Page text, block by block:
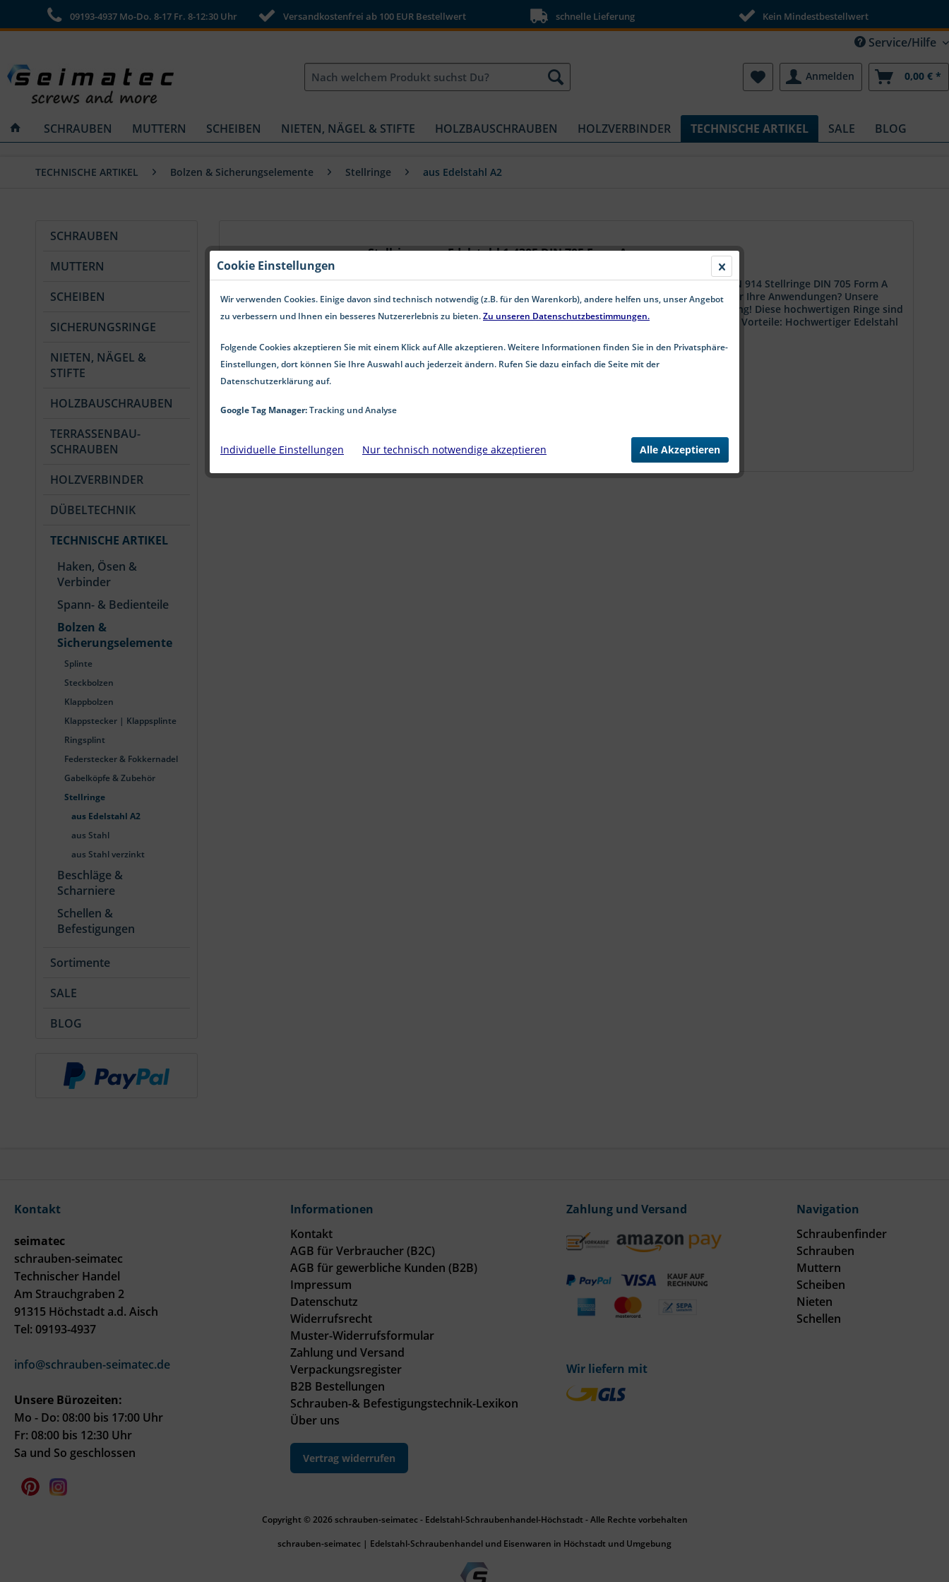
09193-4937 Mo-Do. 8-17 Fr. 8-12:30 Uhr Versandkostenfrei ab 100 EUR Bestellwert schnelle Lieferung Kein Mindestbestellwert
Service/Hilfe
Anmelden 0,00 € *
SCHRAUBEN MUTTERN SCHEIBEN NIETEN, NÄGEL & STIFTE HOLZBAUSCHRAUBEN HOLZVERBINDER TECHNISCHE ARTIKEL SALE BLOG
TECHNISCHE ARTIKEL Bolzen & Sicherungselemente Stellringe aus Edelstahl A2
SCHRAUBEN
MUTTERN
SCHEIBEN
SICHERUNGSRINGE
NIETEN, NÄGEL &
STIFTE
HOLZBAUSCHRAUBEN
TERRASSENBAU-
SCHRAUBEN
HOLZVERBINDER
DÜBELTECHNIK
TECHNISCHE ARTIKEL
Haken, Ösen &
Verbinder
Spann- & Bedienteile
Bolzen &
Sicherungselemente
Splinte
Steckbolzen
Klappbolzen
Klappstecker | Klappsplinte
Ringsplint
Federstecker & Fokkernadel
Gabelköpfe & Zubehör
Stellringe
aus Edelstahl A2
aus Stahl
aus Stahl verzinkt
Beschläge &
Scharniere
Schellen &
Befestigungen
Sortimente
SALE
BLOG
Stellringe aus Edelstahl 1.4305 DIN 705 Form A
Stellringe | Stellring | Edelstahl A2 | DIN 705 | Form A = mit Gewindestift DIN 914 Stellringe DIN 705 Form A
aus hochwertigem Edelstahl A2! Suchen Sie nach zuverlässigen Stellringen für Ihre Anwendungen? Unsere
Stellringe DIN 705 Form A aus rostfreiem Edelstahl A2 sind die perfekte Lösung! Diese hochwertigen Ringe sind
speziell entwickelt, um Ihre Anforderungen zu erfüllen und bieten zahlreiche Vorteile: Hochwertiger Edelstahl
ab 1,68 € *
Merken
Kontakt
seimatec
schrauben-seimatec
Technischer Handel
Am Strauchgraben 2
91315 Höchstadt a.d. Aisch
Tel: 09193-4937
info@schrauben-seimatec.de
Unsere Bürozeiten:
Mo - Do: 08:00 bis 17:00 Uhr
Fr: 08:00 bis 12:30 Uhr
Sa und So geschlossen
Informationen
Kontakt
AGB für Verbraucher (B2C)
AGB für gewerbliche Kunden (B2B)
Impressum
Datenschutz
Widerrufsrecht
Muster-Widerrufsformular
Zahlung und Versand
Verpackungsregister
B2B Bestellungen
Schrauben-& Befestigungstechnik-Lexikon
Über uns
Vertrag widerrufen
Zahlung und Versand
Wir liefern mit
Navigation
Schraubenfinder
Schrauben
Muttern
Scheiben
Nieten
Schellen
Copyright © 2026 schrauben-seimatec - Edelstahl-Schraubenhandel-Höchstadt - Alle Rechte vorbehalten
schrauben-seimatec | Edelstahl-Schraubenhandel und Eisenwaren in Höchstadt und Umgebung
Cookie Einstellungen
Wir verwenden Cookies. Einige davon sind technisch notwendig (z.B. für den Warenkorb), andere helfen uns, unser Angebot
zu verbessern und Ihnen ein besseres Nutzererlebnis zu bieten.Zu unseren Datenschutzbestimmungen.
Folgende Cookies akzeptieren Sie mit einem Klick auf Alle akzeptieren. Weitere Informationen finden Sie in den Privatsphäre-
Einstellungen, dort können Sie Ihre Auswahl auch jederzeit ändern. Rufen Sie dazu einfach die Seite mit der
Datenschutzerklärung auf.
Google Tag Manager:Tracking und Analyse
Individuelle Einstellungen Nur technisch notwendige akzeptieren Alle Akzeptieren